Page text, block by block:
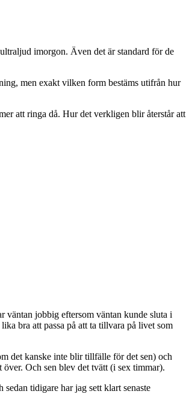
imorgon. Även det är standard för de
men exakt vilken form bestäms utifrån hur
att ringa då. Hur det verkligen blir återstår att
väntan jobbig eftersom väntan kunde sluta i
bra att passa på att ta tillvara på livet som
det kanske inte blir tillfälle för det sen) och
Och sen blev det tvätt (i sex timmar).
sedan tidigare har jag sett klart senaste